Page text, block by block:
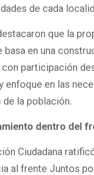
de cada
que la
basa en una
participación
enfoque en las
la población.
dentro del
Ciudadana
al frente Juntos